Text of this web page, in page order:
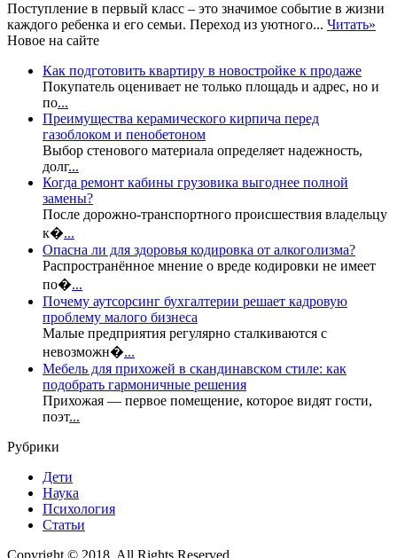
Поступление в первый класс – это значимое событие в жизни
каждого ребенка и его семьи. Переход из уютного... Читать»
Новое на сайте
Как подготовить квартиру в новостройке к продаже
Покупатель оценивает не только площадь и адрес, но и
по...
Преимущества керамического кирпича перед
газоблоком и пенобетоном
Выбор стенового материала определяет надежность,
долг...
Когда ремонт кабины грузовика выгоднее полной
замены?
После дорожно-транспортного происшествия владельцу
к�...
Опасна ли для здоровья кодировка от алкоголизма?
Распространённое мнение о вреде кодировки не имеет
по�...
Почему аутсорсинг бухгалтерии решает кадровую
проблему малого бизнеса
Малые предприятия регулярно сталкиваются с
невозможн�...
Мебель для прихожей в скандинавском стиле: как
подобрать гармоничные решения
Прихожая — первое помещение, которое видят гости,
поэт...
Рубрики
Дети
Наука
Психология
Статьи